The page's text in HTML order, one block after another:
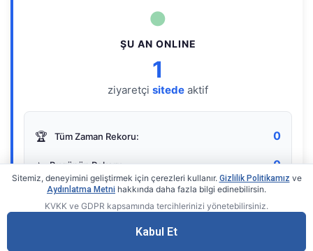
●
ŞU AN ONLINE
1
ziyaretçi sitede aktif
🏆 Tüm Zaman Rekoru: 0
⭐ Bugünün Rekoru: 0
Gerçek zamanlı sayaç
Sitemiz, deneyimini geliştirmek için çerezleri kullanır. Gizlilik Politikamız ve
Aydınlatma Metni hakkında daha fazla bilgi edinebilirsin.
KVKK ve GDPR kapsamında tercihlerinizi yönetebilirsiniz.
Kabul Et